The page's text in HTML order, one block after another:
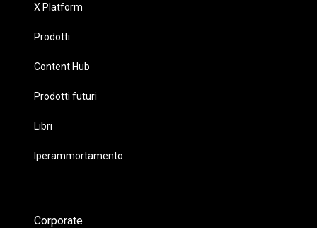
X Platform
Prodotti
Content Hub
Prodotti futuri
Libri
Iperammortamento
Corporate